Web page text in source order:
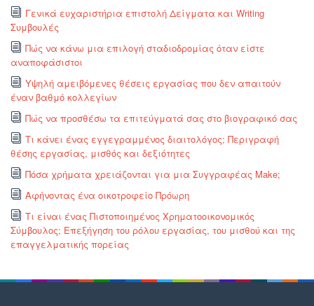
Γενικά ευχαριστήρια επιστολή Δείγματα και Writing
Συμβουλές
Πώς να κάνω μια επιλογή σταδιοδρομίας όταν είστε
αναποφάσιστοι
Υψηλή αμειβόμενες θέσεις εργασίας που δεν απαιτούν
έναν βαθμό κολλεγίων
Πώς να προσθέσω τα επιτεύγματά σας στο βιογραφικό σας
Τι κάνει ένας εγγεγραμμένος διαιτολόγος; Περιγραφή
θέσης εργασίας, μισθός και δεξιότητες
Πόσα χρήματα χρειάζονται για μια Συγγραφέας Make;
Αφήνοντας ένα οικοτροφείο Πρόωρη
Τι είναι ένας Πιστοποιημένος Χρηματοοικονομικός
Σύμβουλος; Επεξήγηση του ρόλου εργασίας, του μισθού και της
επαγγελματικής πορείας